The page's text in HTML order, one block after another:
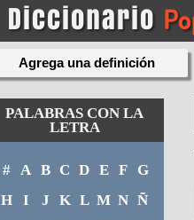
Agrega una definición
PALABRAS CON LA
LETRA
# A B C D E F
G
H
I J K L M N Ñ